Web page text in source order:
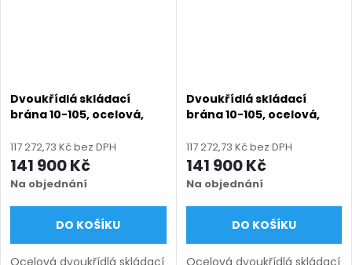
Dvoukřídlá skládací
brána 10-105, ocelová,
(šířka 1200 - 6000 mm,
výška 1000 - 2050 mm),
antracit RAL 7016 matná
117 272,73 Kč bez DPH
141 900 Kč
Na objednání
DO KOŠÍKU
Ocelová dvoukřídlá skládací
Dvoukřídlá skládací
brána 10-105, ocelová,
(šířka 1200 - 6000 mm,
výška 1000 - 2050 mm),
černá RAL 9005 matná
117 272,73 Kč bez DPH
141 900 Kč
Na objednání
DO KOŠÍKU
Ocelová dvoukřídlá skládací